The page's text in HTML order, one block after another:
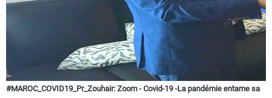
#MAROC_COVID19_Pr_Zouhair: Zoom - Covid-19 -La pandémie entame sa